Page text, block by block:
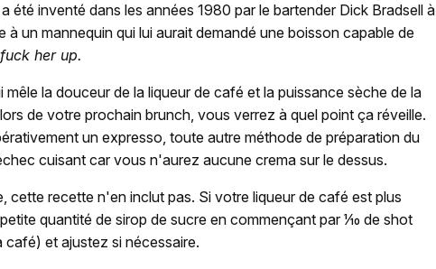
été inventé dans les années 1980 par le bartender Dick Bradsell à
à un mannequin qui lui aurait demandé une boisson capable de
her up.
la douceur de la liqueur de café et la puissance sèche de la
de votre prochain brunch, vous verrez à quel point ça réveille.
un expresso, toute autre méthode de préparation du
cuisant car vous n'aurez aucune crema sur le dessus.
cette recette n'en inclut pas. Si votre liqueur de café est plus
quantité de sirop de sucre en commençant par ⅒ de shot
et ajustez si nécessaire.